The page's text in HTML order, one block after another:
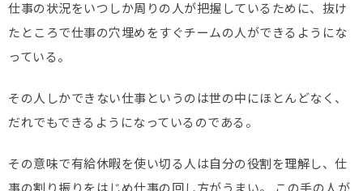
仕事の状況をいつしか周りの人が把握しているために、抜け
たところで仕事の穴埋めをすぐチームの人ができるようにな
っている。
その人しかできない仕事というのは世の中にほとんどなく、
だれでもできるようになっているのである。
その意味で有給休暇を使い切る人は自分の役割を理解し、仕
事の割り振りをはじめ仕事の回し方がうまい。 この手の人が